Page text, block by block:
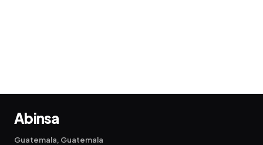
Abinsa
Guatemala, Guatemala